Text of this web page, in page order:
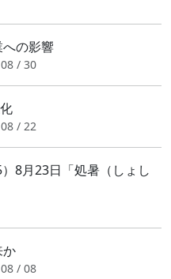
の影響
/ 30
/ 22
8月23日「処暑（しょし
/ 08